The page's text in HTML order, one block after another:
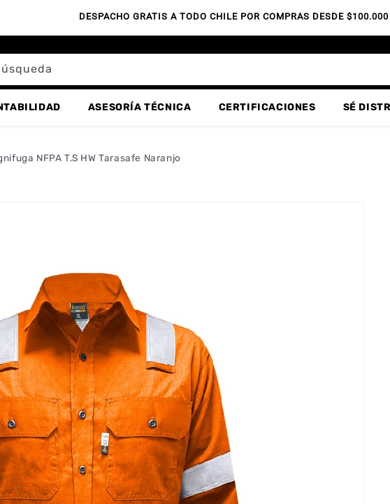
DESPACHO GRATIS A TODO CHILE POR COMPRAS DESDE $100.000
ASESORÍA TÉCNICA CERTIFICACIONES SÉ
NFPA T.S HW Tarasafe Naranjo